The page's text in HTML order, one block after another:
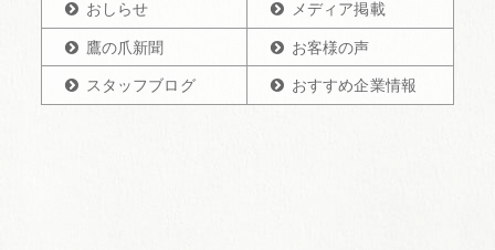
おしらせ メディア掲載
鷹の爪新聞 お客様の声
スタッフブログ おすすめ企業情報